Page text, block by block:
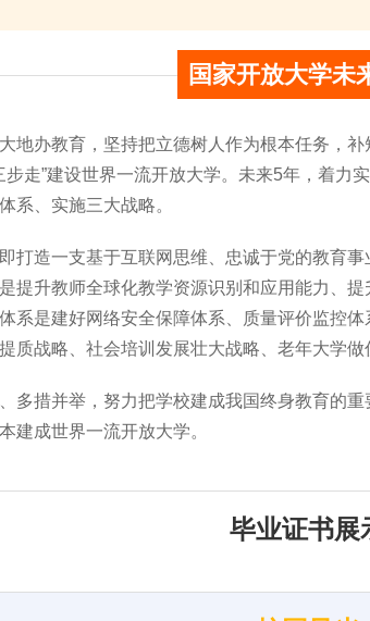
国家开放大学未
地办教育，坚持把立德树人作为根本任务，
步走”建设世界一流开放大学。未来5年，着力
系、实施三大战略。
打造一支基于互联网思维、忠诚于党的教育
提升教师全球化教学资源识别和应用能力、
系是建好网络安全保障体系、质量评价监控
质战略、社会培训发展壮大战略、老年大学做
多措并举，努力把学校建成我国终身教育的
建成世界一流开放大学。
毕业证书展